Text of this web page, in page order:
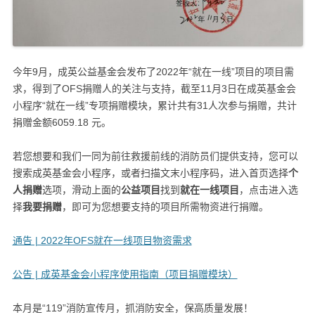
今年9月，成英公益基金会发布了2022年“就在一线”项目的项目需
求，得到了OFS捐赠人的关注与支持，截至11月3日在成英基金会
小程序“就在一线”专项捐赠模块，累计共有31人次参与捐赠，共计
捐赠金额6059.18 元。
若您想要和我们一同为前往救援前线的消防员们提供支持，您可以
搜索成英基金会小程序，或者扫描文末小程序码，进入首页选择个
人捐赠选项，滑动上面的公益项目找到 就在一线项目 ，点击进入选
择我要捐赠，即可为您想要支持的项目所需物资进行捐赠。
通告 | 2022年OFS就在一线项目物资需求
公告 | 成英基金会小程序使用指南（项目捐赠模块）
本月是“119”消防宣传月，抓消防安全，保高质量发展！